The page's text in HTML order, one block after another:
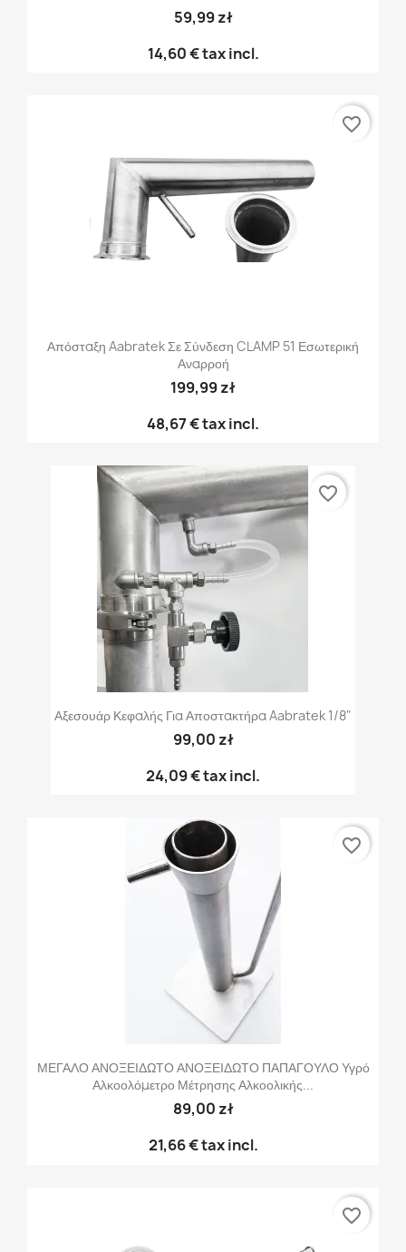
59,99 zł
14,60 €tax incl.
Απόσταξη Aabratek Σε Σύνδεση CLAMP 51 Εσωτερική
Αναρροή
199,99 zł
48,67 €tax incl.
favorite_border
Αξεσουάρ Κεφαλής Για Αποστακτήρα Aabratek 1/8"
99,00 zł
24,09 €tax incl.
favorite_border
ΜΕΓΑΛΟ ΑΝΟΞΕΙΔΩΤΟ ΑΝΟΞΕΙΔΩΤΟ ΠΑΠΑΓΟΥΛΟ Υγρό
Αλκοολόμετρο Μέτρησης Αλκοολικής...
89,00 zł
21,66 €tax incl.
favorite_border
favorite_border